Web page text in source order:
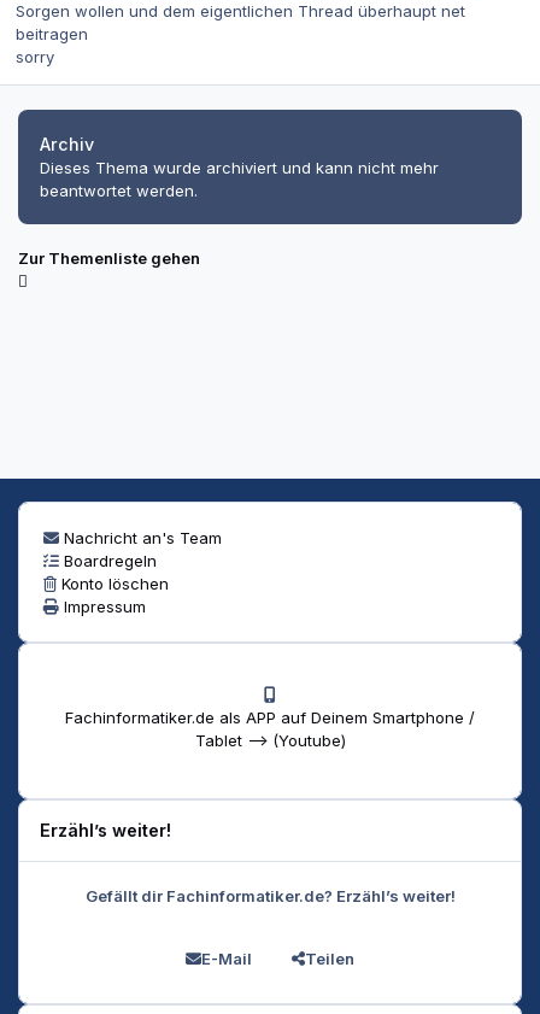
Sorgen wollen und dem eigentlichen Thread überhaupt net
beitragen
sorry
Archiv
Dieses Thema wurde archiviert und kann nicht mehr
beantwortet werden.
Zur Themenliste gehen
Nachricht an's Team
Boardregeln
Konto löschen
Impressum
Fachinformatiker.de als APP auf Deinem Smartphone /
Tablet --> (Youtube)
Erzähl’s weiter!
Gefällt dir Fachinformatiker.de? Erzähl’s weiter!
E-Mail Teilen